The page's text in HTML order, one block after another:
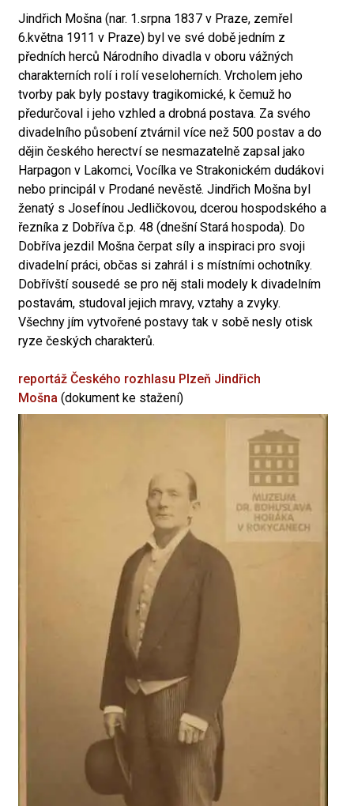
Jindřich Mošna (nar. 1.srpna 1837 v Praze, zemřel
6.května 1911 v Praze) byl ve své době jedním z
předních herců Národního divadla v oboru vážných
charakterních rolí i rolí veseloherních. Vrcholem jeho
tvorby pak byly postavy tragikomické, k čemuž ho
předurčoval i jeho vzhled a drobná postava. Za svého
divadelního působení ztvárnil více než 500 postav a do
dějin českého herectví se nesmazatelně zapsal jako
Harpagon v Lakomci, Vocílka ve Strakonickém dudákovi
nebo principál v Prodané nevěstě. Jindřich Mošna byl
ženatý s Josefínou Jedličkovou, dcerou hospodského a
řezníka z Dobříva č.p. 48 (dnešní Stará hospoda). Do
Dobříva jezdil Mošna čerpat síly a inspiraci pro svoji
divadelní práci, občas si zahrál i s místními ochotníky.
Dobřívští sousedé se pro něj stali modely k divadelním
postavám, studoval jejich mravy, vztahy a zvyky.
Všechny jím vytvořené postavy tak v sobě nesly otisk
ryze českých charakterů.
reportáž Českého rozhlasu Plzeň Jindřich
Mošna (dokument ke stažení)